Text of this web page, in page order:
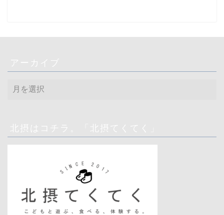
アーカイブ
ー
ブ北摂はコチラ。「北摂てくてく」